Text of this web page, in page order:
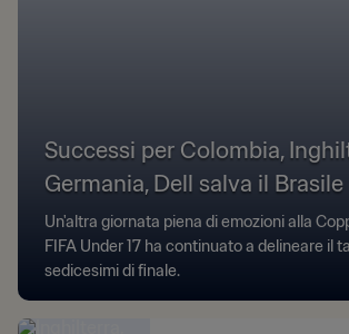
Successi per Colombia,
Germania, Dell salva il Brasile
Un'altra giornata piena di emozioni alla
FIFA Under 17 ha continuato a delineare il
sedicesimi di finale.